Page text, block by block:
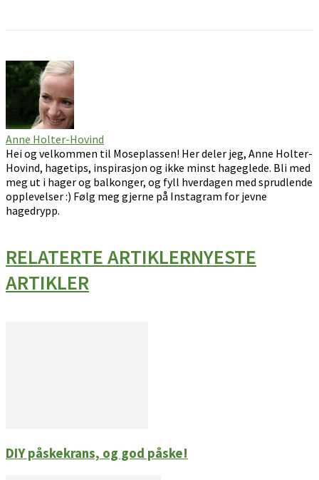
Anne Holter-Hovind
Hei og velkommen til Moseplassen! Her deler jeg, Anne Holter-
Hovind, hagetips, inspirasjon og ikke minst hageglede. Bli med
meg ut i hager og balkonger, og fyll hverdagen med sprudlende
opplevelser :) Følg meg gjerne på Instagram for jevne
hagedrypp.
RELATERTE ARTIKLERNYESTE
ARTIKLER
DIY påskekrans, og god påske!